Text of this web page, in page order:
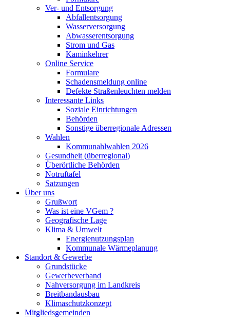
Ver- und Entsorgung
Abfallentsorgung
Wasserversorgung
Abwasserentsorgung
Strom und Gas
Kaminkehrer
Online Service
Formulare
Schadensmeldung online
Defekte Straßenleuchten melden
Interessante Links
Soziale Einrichtungen
Behörden
Sonstige überregionale Adressen
Wahlen
Kommunahlwahlen 2026
Gesundheit (überregional)
Überörtliche Behörden
Notruftafel
Satzungen
Über uns
Grußwort
Was ist eine VGem ?
Geografische Lage
Klima & Umwelt
Energienutzungsplan
Kommunale Wärmeplanung
Standort & Gewerbe
Grundstücke
Gewerbeverband
Nahversorgung im Landkreis
Breitbandausbau
Klimaschutzkonzept
Mitgliedsgemeinden